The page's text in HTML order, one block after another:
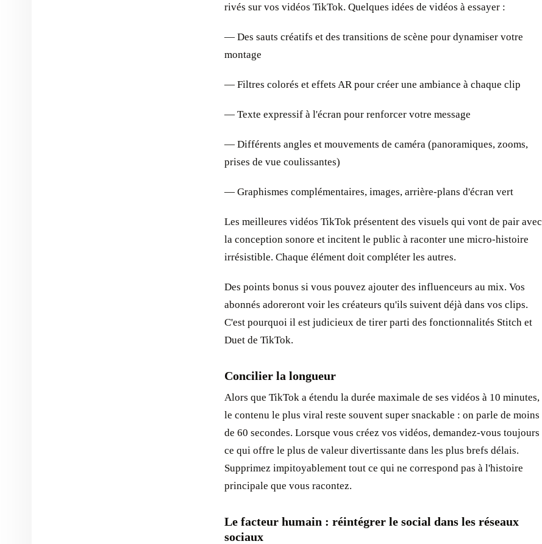
rivés sur vos vidéos TikTok. Quelques idées de vidéos à essayer :
— Des sauts créatifs et des transitions de scène pour dynamiser votre
montage
— Filtres colorés et effets AR pour créer une ambiance à chaque clip
— Texte expressif à l'écran pour renforcer votre message
— Différents angles et mouvements de caméra (panoramiques, zooms,
prises de vue coulissantes)
— Graphismes complémentaires, images, arrière-plans d'écran vert
Les meilleures vidéos TikTok présentent des visuels qui vont de pair avec
la conception sonore et incitent le public à raconter une micro-histoire
irrésistible. Chaque élément doit compléter les autres.
Des points bonus si vous pouvez ajouter des influenceurs au mix. Vos
abonnés adoreront voir les créateurs qu'ils suivent déjà dans vos clips.
C'est pourquoi il est judicieux de tirer parti des fonctionnalités Stitch et
Duet de TikTok.
Concilier la longueur
Alors que TikTok a étendu la durée maximale de ses vidéos à 10 minutes,
le contenu le plus viral reste souvent super snackable : on parle de moins
de 60 secondes. Lorsque vous créez vos vidéos, demandez-vous toujours
ce qui offre le plus de valeur divertissante dans les plus brefs délais.
Supprimez impitoyablement tout ce qui ne correspond pas à l'histoire
principale que vous racontez.
Le facteur humain : réintégrer le social dans les réseaux
sociaux